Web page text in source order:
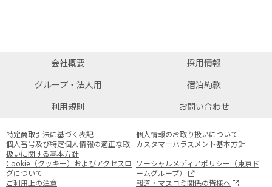
会社概要
採用情報
グループ・法人用
宿泊約款
利用規則
お問い合わせ
特定商取引法に基づく表記
個人情報のお取り扱いについて
個人番号及び特定個人情報の適正な取
扱いに関する基本方針
カスタマーハラスメント基本方針
Cookie（クッキー）およびアクセスロ
グについて
ソーシャルメディアポリシー（東京ド
ームグループ）
ご利用上の注意
報道・マスコミ関係の皆様へ